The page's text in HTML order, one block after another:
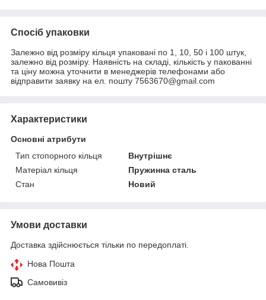
Спосіб упаковки
Залежно від розміру кільця упаковані по 1, 10, 50 і 100 штук,
залежно від розміру. Наявність на складі, кількість у пакованні
та ціну можна уточнити в менеджерів телефонами або
відправити заявку на ел. пошту 7563670@gmail.com
Характеристики
Основні атрибути
Тип стопорного кільця
Внутрішнє
Матеріал кільця
Пружинна сталь
Стан
Новий
Умови доставки
Доставка здійснюється тільки по передоплаті.
Нова Пошта
Самовивіз